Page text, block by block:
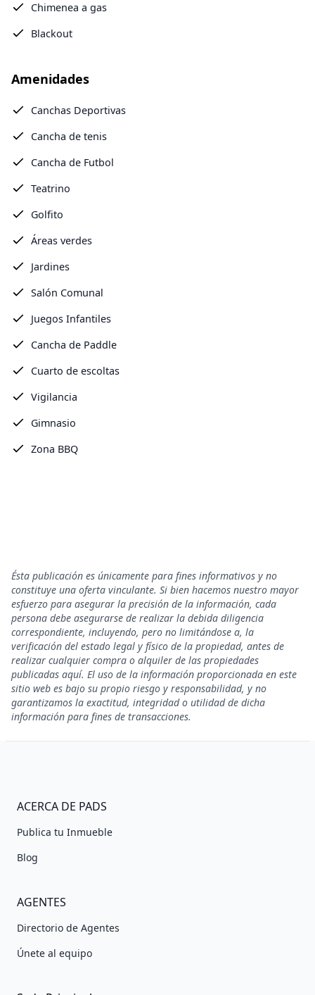
Chimenea a gas
Blackout
Amenidades
Canchas Deportivas
Cancha de tenis
Cancha de Futbol
Teatrino
Golfito
Áreas verdes
Jardines
Salón Comunal
Juegos Infantiles
Cancha de Paddle
Cuarto de escoltas
Vigilancia
Gimnasio
Zona BBQ
Ésta publicación es únicamente para fines informativos y no
constituye una oferta vinculante. Si bien hacemos nuestro mayor
esfuerzo para asegurar la precisión de la información, cada
persona debe asegurarse de realizar la debida diligencia
correspondiente, incluyendo, pero no limitándose a, la
verificación del estado legal y físico de la propiedad, antes de
realizar cualquier compra o alquiler de las propiedades
publicadas aquí. El uso de la información proporcionada en este
sitio web es bajo su propio riesgo y responsabilidad, y no
garantizamos la exactitud, integridad o utilidad de dicha
información para fines de transacciones.
ACERCA DE PADS
Publica tu Inmueble
Blog
AGENTES
Directorio de Agentes
Únete al equipo